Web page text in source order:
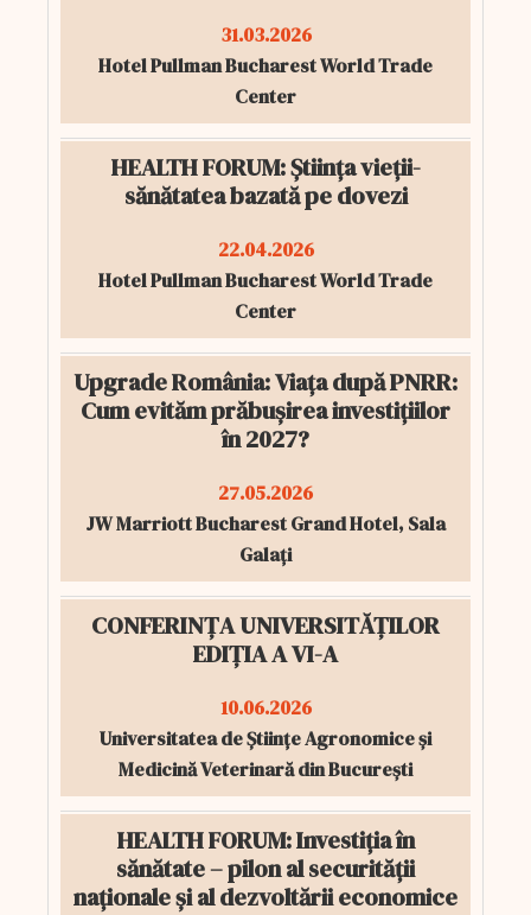
31.03.2026
Hotel Pullman Bucharest World Trade
Center
HEALTH FORUM: Știința vieții-
sănătatea bazată pe dovezi
22.04.2026
Hotel Pullman Bucharest World Trade
Center
Upgrade România: Viața după PNRR:
Cum evităm prăbușirea investițiilor
în 2027?
27.05.2026
JW Marriott Bucharest Grand Hotel, Sala
Galați
CONFERINȚA UNIVERSITĂȚILOR
EDIȚIA A VI-A
10.06.2026
Universitatea de Științe Agronomice și
Medicină Veterinară din București
HEALTH FORUM: Investiția în
sănătate – pilon al securității
naționale și al dezvoltării economice